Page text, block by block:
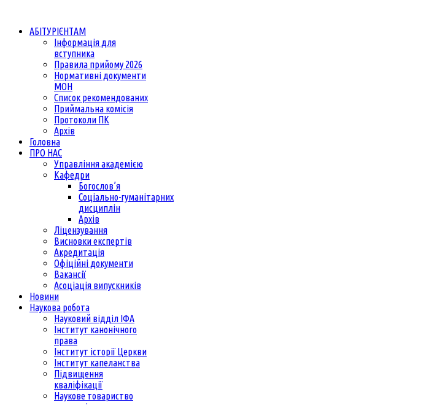
АБІТУРІЄНТАМ
Інформація для
вступника
Правила прийому 2026
Нормативні документи
МОН
Список рекомендованих
Приймальна комісія
Протоколи ПК
Архів
Головна
ПРО НАС
Управління академією
Кафедри
Богослов’я
Соціально-гуманітарних
дисциплін
Архів
Ліцензування
Висновки експертів
Акредитація
Офіційні документи
Вакансії
Асоціація випускників
Новини
Наукова робота
Науковий відділ ІФА
Інститут канонічного
права
Інститут історії Церкви
Інститут капеланства
Підвищення
кваліфікації
Наукове товариство